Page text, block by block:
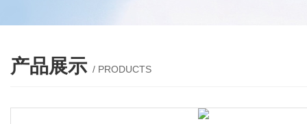
产品展示 / PRODUCTS